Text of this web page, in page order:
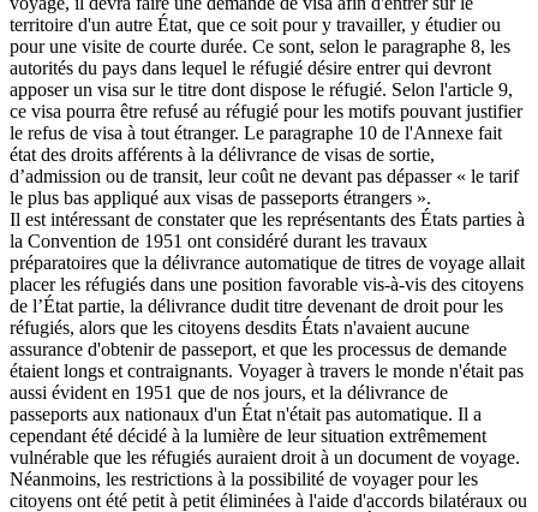
territoire d'un autre État, que ce soit pour y travailler, y étudier ou
pour une visite de courte durée. Ce sont, selon le paragraphe 8, les
autorités du pays dans lequel le réfugié désire entrer qui devront
apposer un visa sur le titre dont dispose le réfugié. Selon l'article 9,
ce visa pourra être refusé au réfugié pour les motifs pouvant justifier
le refus de visa à tout étranger. Le paragraphe 10 de l'Annexe fait
état des droits afférents à la délivrance de visas de sortie,
d’admission ou de transit, leur coût ne devant pas dépasser « le tarif
le plus bas appliqué aux visas de passeports étrangers ».
Il est intéressant de constater que les représentants des États parties à
la Convention de 1951 ont considéré durant les travaux
préparatoires que la délivrance automatique de titres de voyage allait
placer les réfugiés dans une position favorable vis-à-vis des citoyens
de l’État partie, la délivrance dudit titre devenant de droit pour les
réfugiés, alors que les citoyens desdits États n'avaient aucune
assurance d'obtenir de passeport, et que les processus de demande
étaient longs et contraignants. Voyager à travers le monde n'était pas
aussi évident en 1951 que de nos jours, et la délivrance de
passeports aux nationaux d'un État n'était pas automatique. Il a
cependant été décidé à la lumière de leur situation extrêmement
vulnérable que les réfugiés auraient droit à un document de voyage.
Néanmoins, les restrictions à la possibilité de voyager pour les
citoyens ont été petit à petit éliminées à l'aide d'accords bilatéraux ou